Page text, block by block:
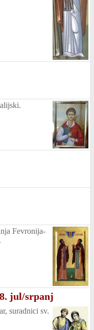
Fevronija-
jul/srpanj
suradnici sv.